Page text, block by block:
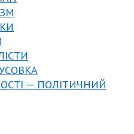
— ПОЛІТИЧНИЙ